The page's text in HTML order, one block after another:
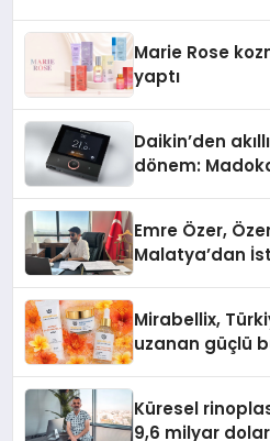
Marie Rose
yaptı
Daikin’den
dönem:
Emre Özer,
Malatya’dan
Mirabellix,
uzanan güçlü
Küresel
9,6 milyar